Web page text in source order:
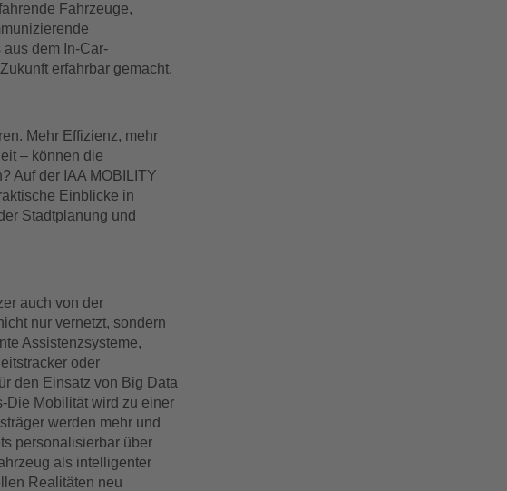
Fahrzeuge,
dem In-Car-
erfahrbar gemacht.
Mehr Effizienz, mehr
– können die
Auf der IAA MOBILITY
Einblicke in
Stadtplanung und
auch von der
nur vernetzt, sondern
Assistenzsysteme,
oder
den Einsatz von Big Data
Die Mobilität wird zu einer
werden mehr und
personalisierbar über
als intelligenter
Realitäten neu